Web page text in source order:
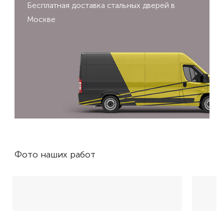
Бесплатная доставка стальных дверей в
Москве
Фото наших работ